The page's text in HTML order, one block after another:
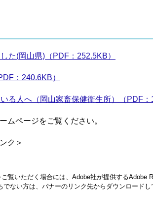
た(岡山県)（PDF：252.5KB）
：240.6KB）
る人へ（岡山家畜保健衛生所）（PDF：
ムページをご覧ください。
ク＞
覧いただく場合には、Adobe社が提供するAdobe
でない方は、バナーのリンク先からダウンロード